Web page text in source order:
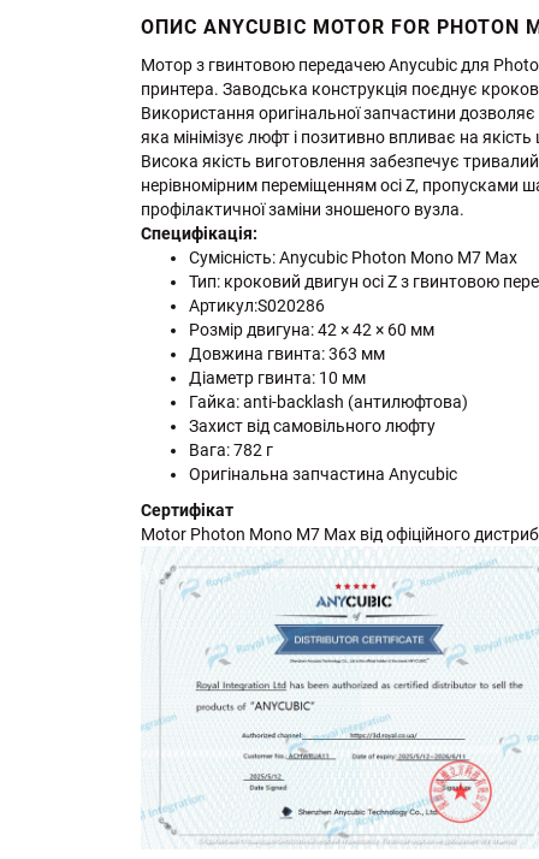
ОПИС ANYCUBIC MOTOR FOR PHOTON
Мотор з гвинтовою передачею Anycubic для
принтера. Заводська конструкція поєднує
Використання оригінальної запчастини
яка мінімізує люфт і позитивно впливає на
Висока якість виготовлення забезпечує
нерівномірним переміщенням осі Z, пропусками
профілактичної заміни зношеного вузла.
Специфікація:
Сумісність: Anycubic Photon Mono M7 Max
Тип: кроковий двигун осі Z з гвинтовою
Артикул:S020286
Розмір двигуна: 42 × 42 × 60 мм
Довжина гвинта: 363 мм
Діаметр гвинта: 10 мм
Гайка: anti-backlash (антилюфтова)
Захист від самовільного люфту
Вага: 782 г
Оригінальна запчастина Anycubic
Сертифікат
Motor Photon Mono M7 Max від офіційного